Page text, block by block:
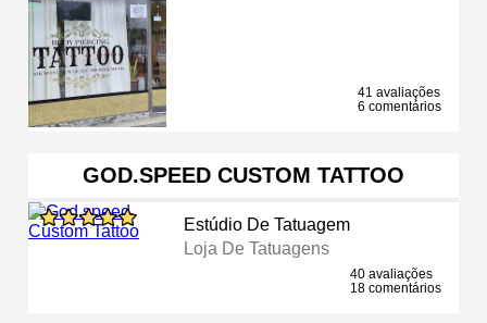
41 avaliações
6 comentários
GOD.SPEED CUSTOM TATTOO
Estúdio De Tatuagem
Loja De Tatuagens
40 avaliações
18 comentários